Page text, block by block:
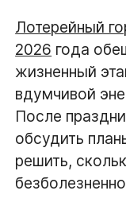
Лотерейный
2026 года
жизненный
вдумчивой
После
обсудить
решить,